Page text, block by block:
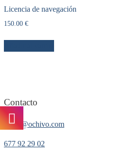
Licencia de navegación
150.00 €
Contacto
info@ochivo.com
677 92 29 02